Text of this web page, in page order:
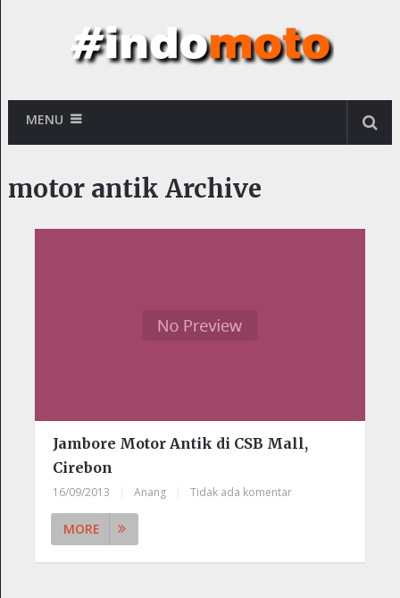
MENU
motor antik Archive
Jambore Motor Antik di CSB Mall,
Cirebon
16/09/2013 Anang Tidak ada komentar
MORE